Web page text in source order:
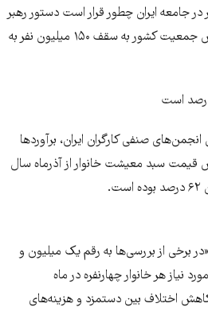
جامعه ایران چطور قرار است دستور رهبر
جمهوری اسلامی مبنی بر افزایش جمعیت کشور به سقف ۱۵۰ میلیون نفر به
صنفی کارگران ایران، برآوردها
سبد معیشت خانوار از آذرماه سال
برخی از بررسی‌ها به رقم یک میلیون و
نیاز هر خانوار چهارنفره در ماه
کاهش اختلاف بین دستمزد و هزینه‌های